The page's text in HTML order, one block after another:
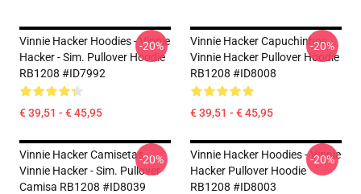
Vinnie Hacker Hoodies - Vinnie
Hacker - Sim. Pullover Hoodie
RB1208 #ID7992
€ 39,51 - € 45,95
-20%
Vinnie Hacker Capuchinhos...
Vinnie Hacker Pullover Hoodie
RB1208 #ID8008
€ 39,51 - € 45,95
-20%
Vinnie Hacker Camisetas -
Vinnie Hacker - Sim. Pullover
Camisa RB1208 #ID8039
-20%
Vinnie Hacker Hoodies - Vinnie
Hacker Pullover Hoodie
RB1208 #ID8003
-20%